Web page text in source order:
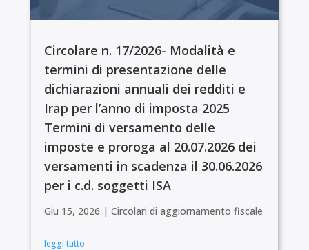
Circolare n. 17/2026- Modalità e
termini di presentazione delle
dichiarazioni annuali dei redditi e
Irap per l’anno di imposta 2025
Termini di versamento delle
imposte e proroga al 20.07.2026 dei
versamenti in scadenza il 30.06.2026
per i c.d. soggetti ISA
Giu 15, 2026 | Circolari di aggiornamento fiscale
leggi tutto